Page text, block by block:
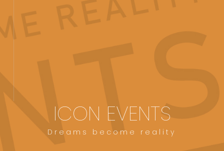
ICON EVENTS
Dreams become reality